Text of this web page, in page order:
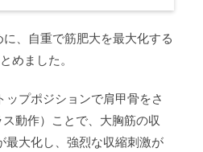
、自重で筋肥大を最大化する
めました。
ップポジションで肩甲骨をさ
動作）ことで、大胸筋の収
最大化し、強烈な収縮刺激が